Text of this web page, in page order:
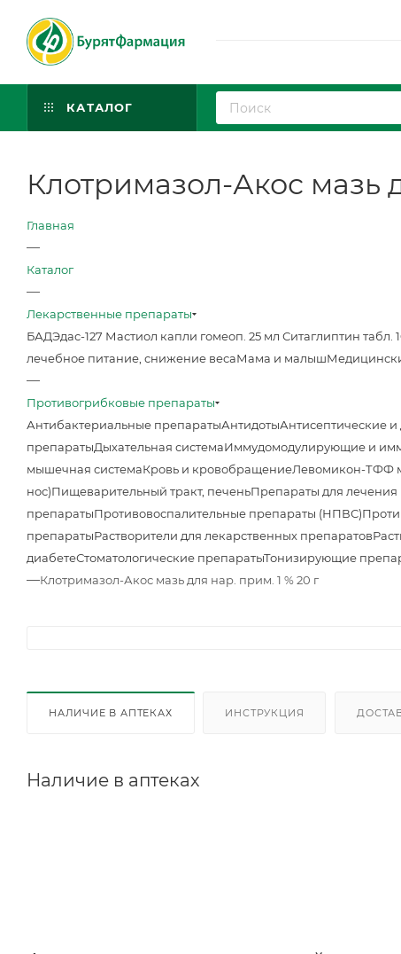
КАТАЛОГ
Клотримазол-Акос мазь
Главная
—
Каталог
—
Лекарственные препараты
БАДЭдас-127 Мастиол капли гомеоп. 25 мл Ситаглиптин табл.
лечебное питание, снижение весаМама и малыш
—
Противогрибковые препараты
Антибактериальные препаратыАнтидотыАнтисептические
препаратыДыхательная системаИммудомодулирующие и
мышечная системаКровь и кровобращениеЛевомикон-ТФФ
нос)Пищеварительный тракт, печеньПрепараты для лечения
препаратыПротивовоспалительные препараты (НПВС)
препаратыРастворители для лекарственных препаратов
диабетеСтоматологические препаратыТонизирующие
—Клотримазол-Акос мазь для нар. прим. 1 % 20 г
НАЛИЧИЕ В АПТЕКАХ ИНСТРУКЦИЯ
Наличие в аптеках